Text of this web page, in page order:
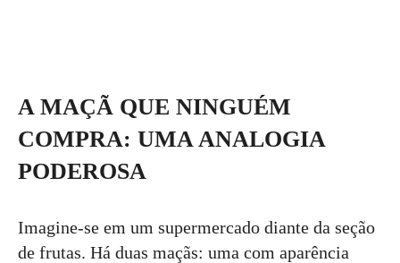
A MAÇÃ QUE NINGUÉM
COMPRA: UMA ANALOGIA
PODEROSA
Imagine-se em um supermercado diante da seção
de frutas. Há duas maçãs: uma com aparência